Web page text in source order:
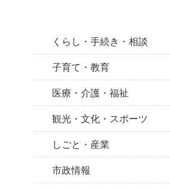
くらし・手続き・相談
子育て・教育
医療・介護・福祉
観光・文化・スポーツ
しごと・産業
市政情報